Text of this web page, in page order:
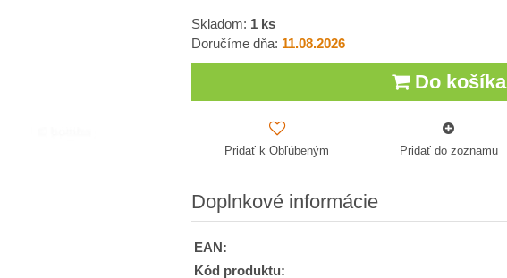
Skladom: 1 ks
Doručíme dňa: 11.08.2026
Do košíka
Pridať k Obľúbeným Pridať do zoznamu
Doplnkové informácie
EAN:
Kód produktu: